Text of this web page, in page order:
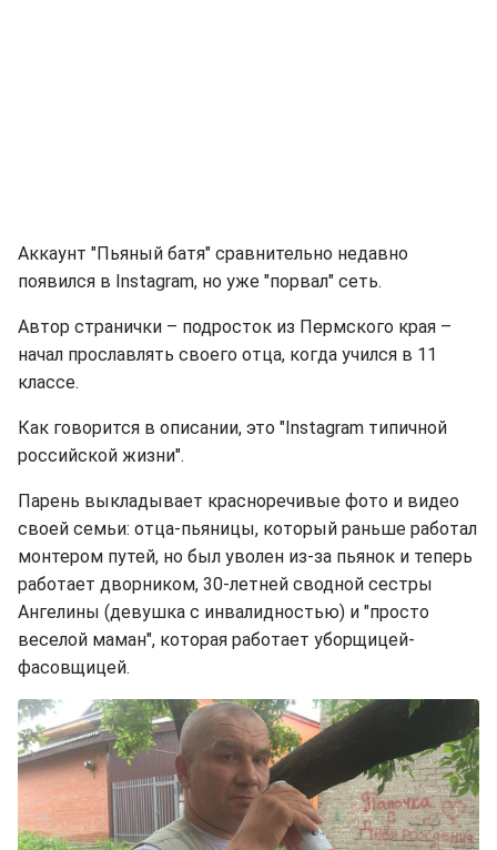
Аккаунт "Пьяный батя" сравнительно недавно
появился в Instagram, но уже "порвал" сеть.
Автор странички – подросток из Пермского края –
начал прославлять своего отца, когда учился в 11
классе.
Как говорится в описании, это "Instagram типичной
российской жизни".
Парень выкладывает красноречивые фото и видео
своей семьи: отца-пьяницы, который раньше работал
монтером путей, но был уволен из-за пьянок и теперь
работает дворником, 30-летней сводной сестры
Ангелины (девушка с инвалидностью) и "просто
веселой маман", которая работает уборщицей-
фасовщицей.